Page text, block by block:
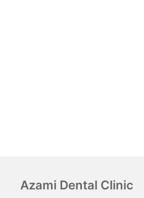
Azami Dental Clinic